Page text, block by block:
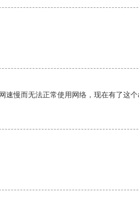
慢而无法正常使用网络，现在有了这个